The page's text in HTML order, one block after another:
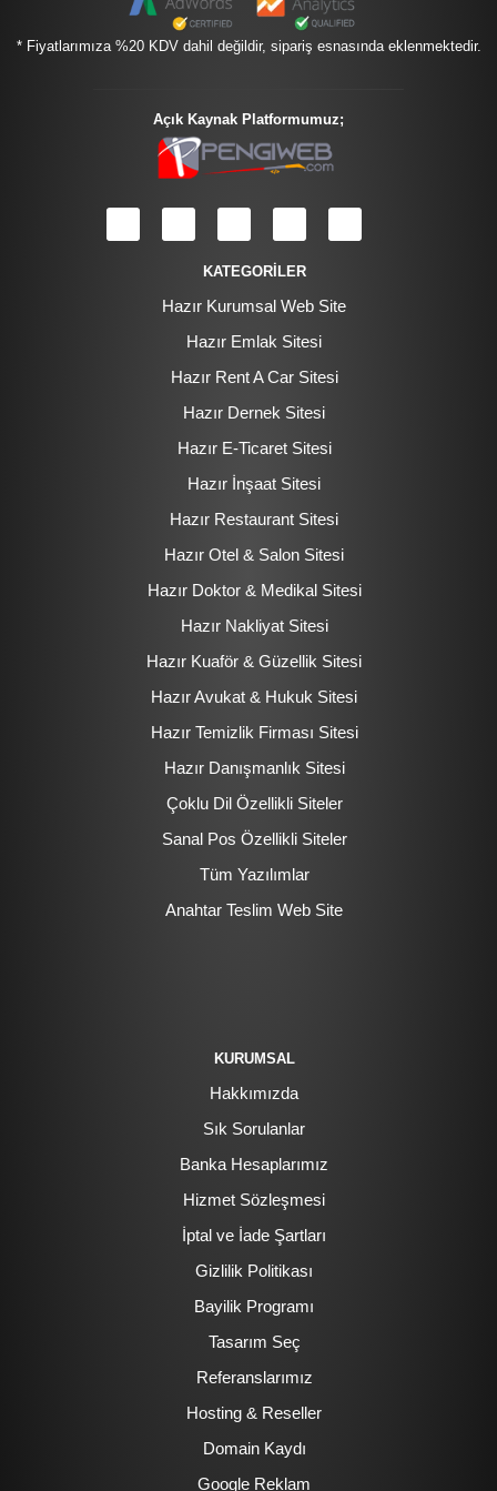
* Fiyatlarımıza %20 KDV dahil değildir, sipariş esnasında eklenmektedir.
Açık Kaynak Platformumuz;
KATEGORİLER
Hazır Kurumsal Web Site
Hazır Emlak Sitesi
Hazır Rent A Car Sitesi
Hazır Dernek Sitesi
Hazır E-Ticaret Sitesi
Hazır İnşaat Sitesi
Hazır Restaurant Sitesi
Hazır Otel & Salon Sitesi
Hazır Doktor & Medikal Sitesi
Hazır Nakliyat Sitesi
Hazır Kuaför & Güzellik Sitesi
Hazır Avukat & Hukuk Sitesi
Hazır Temizlik Firması Sitesi
Hazır Danışmanlık Sitesi
Çoklu Dil Özellikli Siteler
Sanal Pos Özellikli Siteler
Tüm Yazılımlar
Anahtar Teslim Web Site
KURUMSAL
Hakkımızda
Sık Sorulanlar
Banka Hesaplarımız
Hizmet Sözleşmesi
İptal ve İade Şartları
Gizlilik Politikası
Bayilik Programı
Tasarım Seç
Referanslarımız
Hosting & Reseller
Domain Kaydı
Google Reklam